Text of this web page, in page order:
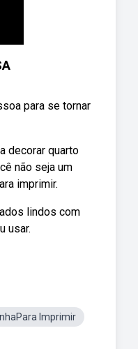
para se tornar
decorar quarto
não seja um
imprimir.
lindos com
usar.
Imprimir